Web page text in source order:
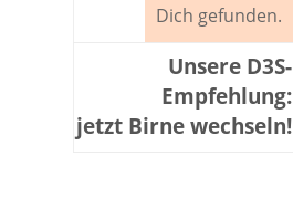
Dich gefunden.
Unsere D3S-
Empfehlung:
jetzt Birne wechseln!